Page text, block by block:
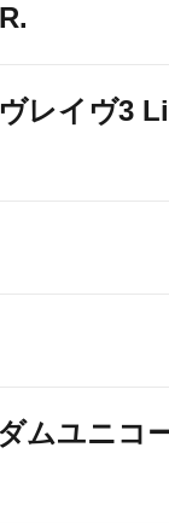
レイヴ3
ムユニコ